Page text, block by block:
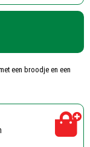
een broodje en een